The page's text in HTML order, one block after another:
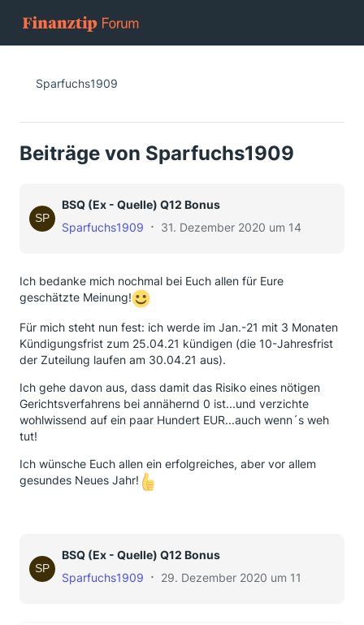
Sparfuchs1909
Beiträge von Sparfuchs1909
BSQ (Ex - Quelle) Q12 Bonus
Sparfuchs1909
31. Dezember 2020 um 14:40
Ich bedanke mich nochmal bei Euch allen für Eure
geschätzte Meinung!
Für mich steht nun fest: ich werde im Jan.-21 mit 3 Monaten
Kündigungsfrist zum 25.04.21 kündigen (die 10-Jahresfrist
der Zuteilung laufen am 30.04.21 aus).
Ich gehe davon aus, dass damit das Risiko eines nötigen
Gerichtsverfahrens bei annähernd 0 ist...und verzichte
wohlwissend auf ein paar Hundert EUR...auch wenn´s weh
tut!
Ich wünsche Euch allen ein erfolgreiches, aber vor allem
gesundes Neues Jahr!
BSQ (Ex - Quelle) Q12 Bonus
Sparfuchs1909
29. Dezember 2020 um 11:21